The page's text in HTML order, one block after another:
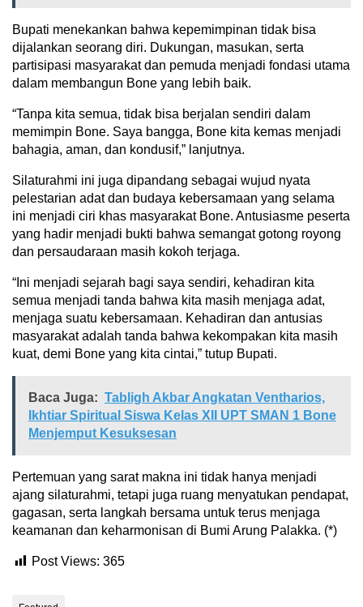
Bupati menekankan bahwa kepemimpinan tidak bisa
dijalankan seorang diri. Dukungan, masukan, serta
partisipasi masyarakat dan pemuda menjadi fondasi utama
dalam membangun Bone yang lebih baik.
“Tanpa kita semua, tidak bisa berjalan sendiri dalam
memimpin Bone. Saya bangga, Bone kita kemas menjadi
bahagia, aman, dan kondusif,” lanjutnya.
Silaturahmi ini juga dipandang sebagai wujud nyata
pelestarian adat dan budaya kebersamaan yang selama
ini menjadi ciri khas masyarakat Bone. Antusiasme peserta
yang hadir menjadi bukti bahwa semangat gotong royong
dan persaudaraan masih kokoh terjaga.
“Ini menjadi sejarah bagi saya sendiri, kehadiran kita
semua menjadi tanda bahwa kita masih menjaga adat,
menjaga suatu kebersamaan. Kehadiran dan antusias
masyarakat adalah tanda bahwa kekompakan kita masih
kuat, demi Bone yang kita cintai,” tutup Bupati.
Baca Juga: Tabligh Akbar Angkatan Ventharios,
Ikhtiar Spiritual Siswa Kelas XII UPT SMAN 1 Bone
Menjemput Kesuksesan
Pertemuan yang sarat makna ini tidak hanya menjadi
ajang silaturahmi, tetapi juga ruang menyatukan pendapat,
gagasan, serta langkah bersama untuk terus menjaga
keamanan dan keharmonisan di Bumi Arung Palakka. (*)
Post Views: 365